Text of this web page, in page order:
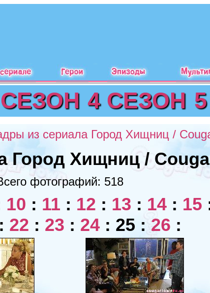
4 СЕЗОН
из сериала Город Хищниц /
Город Хищниц /
фотографий: 518
10 : 11 : 12 : 13 : 14: 15
: 22 : 23 : 24: 25 :26 :